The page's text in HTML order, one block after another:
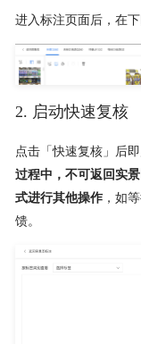
进入标注页面后，在
2. 启动快速复核
点击「快速复核」后
过程中，不可返回实
式进行其他操作，如
馈。